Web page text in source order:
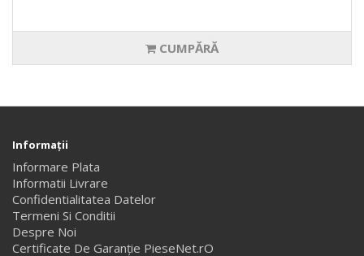
CUMPĂRĂ
Informaţii
Informare Plata
Informatii Livrare
Confidentialitatea Datelor
Termeni Si Conditii
Despre Noi
Certificate De Garanție PieseNet.rO